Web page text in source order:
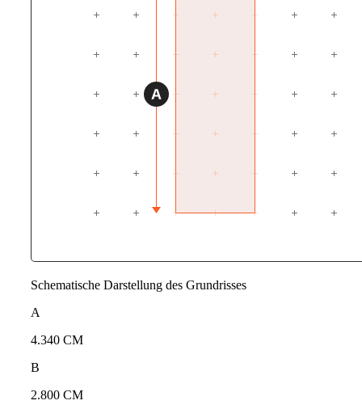
Schematische Darstellung des Grundrisses
A
4.340 CM
B
2.800 CM